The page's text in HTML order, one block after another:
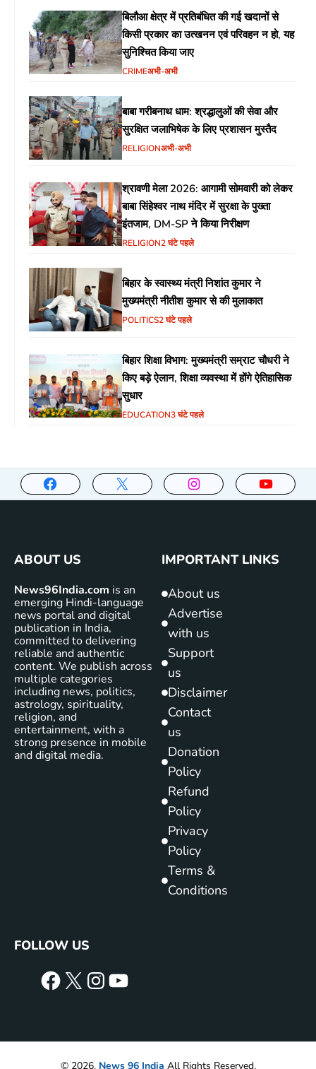
बिलौआ क्षेत्र में प्रतिबंधित की गई खदानों से
किसी प्रकार का उत्खनन एवं परिवहन न हो, यह
सुनिश्चित किया जाए
CRIMEअभी-अभी
बाबा गरीबनाथ धाम: श्रद्धालुओं की सेवा और
सुरक्षित जलाभिषेक के लिए प्रशासन मुस्तैद
RELIGIONअभी-अभी
श्रावणी मेला 2026: आगामी सोमवारी को लेकर
बाबा सिंहेश्वर नाथ मंदिर में सुरक्षा के पुख्ता
इंतजाम, DM-SP ने किया निरीक्षण
RELIGION2 घंटे पहले
बिहार के स्वास्थ्य मंत्री निशांत कुमार ने
मुख्यमंत्री नीतीश कुमार से की मुलाकात
POLITICS2 घंटे पहले
बिहार शिक्षा विभाग: मुख्यमंत्री सम्राट चौधरी ने
किए बड़े ऐलान, शिक्षा व्यवस्था में होंगे ऐतिहासिक
सुधार
EDUCATION3 घंटे पहले
ABOUT US
News96India.com is an
emerging Hindi-language
news portal and digital
publication in India,
committed to delivering
reliable and authentic
content. We publish across
multiple categories
including news, politics,
astrology, spirituality,
religion, and
entertainment, with a
strong presence in mobile
and digital media.
IMPORTANT LINKS
About us
Advertise
with us
Support
us
Disclaimer
Contact
us
Donation
Policy
Refund
Policy
Privacy
Policy
Terms &
Conditions
FOLLOW US
© 2026. News 96 India All Rights Reserved.